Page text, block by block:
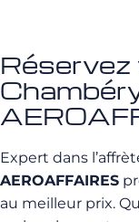
Réservez
Expert dans
AEROAFFAIRES
au meilleur prix.